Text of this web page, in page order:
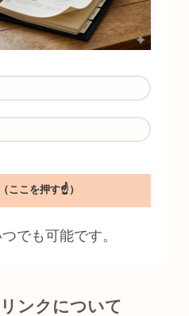
でも可能です。
ンクについて